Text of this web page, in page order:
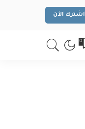
اشترك الآن
0